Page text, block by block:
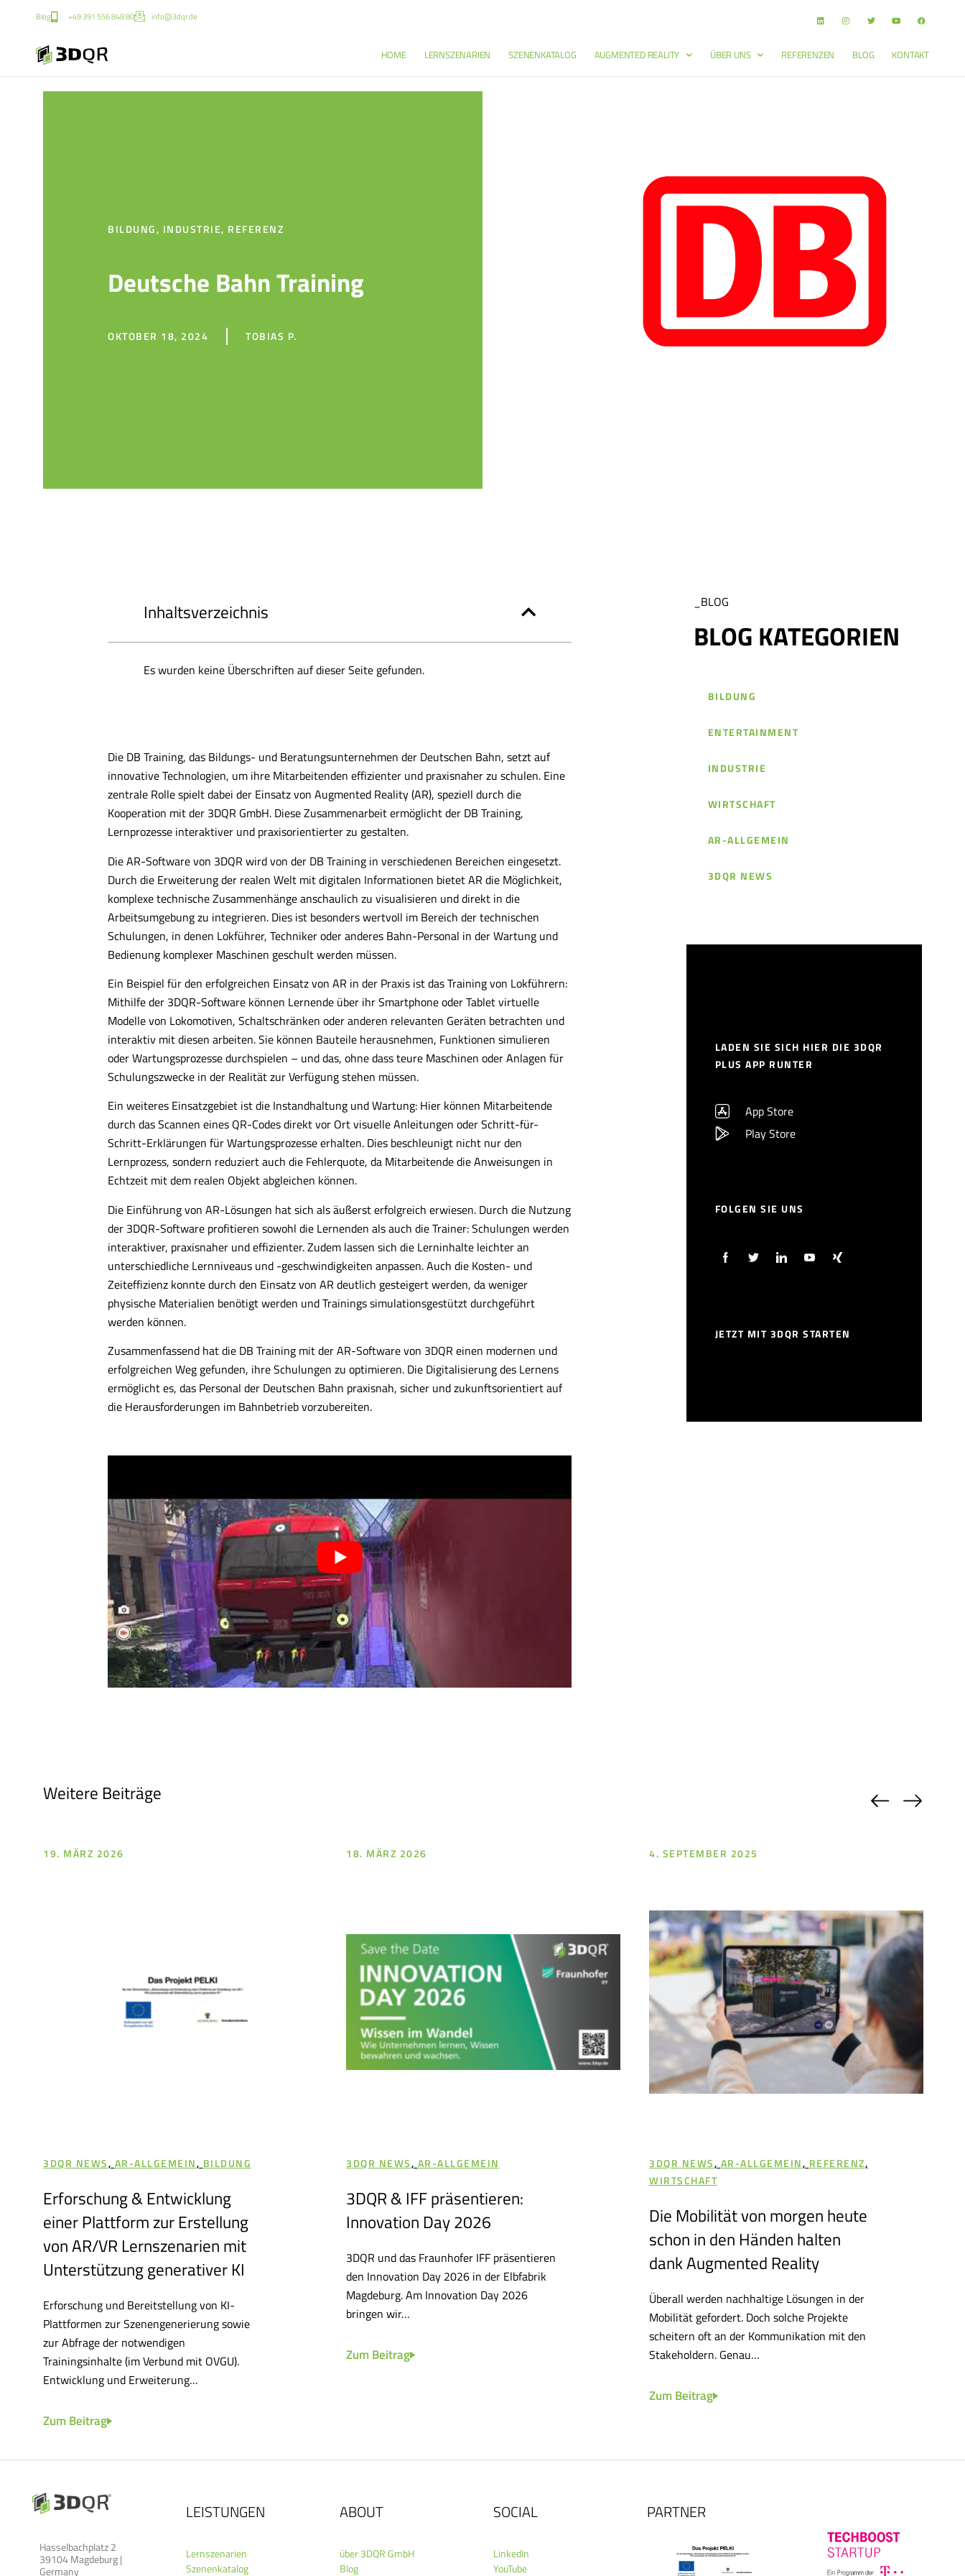
Blog +49 391 556 848 80 info@3dqr.de
HOME LERNSZENARIEN SZENENKATALOG AUGMENTED REALITY ÜBER UNS REFERENZEN BLOG KONTAKT
BILDUNG, INDUSTRIE, REFERENZ
Deutsche Bahn Training
OKTOBER 18, 2024 TOBIAS P.
Inhaltsverzeichnis
Es wurden keine Überschriften auf dieser Seite gefunden.
Die DB Training, das Bildungs- und Beratungsunternehmen der Deutschen Bahn, setzt auf
innovative Technologien, um ihre Mitarbeitenden effizienter und praxisnaher zu schulen. Eine
zentrale Rolle spielt dabei der Einsatz von Augmented Reality (AR), speziell durch die
Kooperation mit der 3DQR GmbH. Diese Zusammenarbeit ermöglicht der DB Training,
Lernprozesse interaktiver und praxisorientierter zu gestalten.
Die AR-Software von 3DQR wird von der DB Training in verschiedenen Bereichen eingesetzt.
Durch die Erweiterung der realen Welt mit digitalen Informationen bietet AR die Möglichkeit,
komplexe technische Zusammenhänge anschaulich zu visualisieren und direkt in die
Arbeitsumgebung zu integrieren. Dies ist besonders wertvoll im Bereich der technischen
Schulungen, in denen Lokführer, Techniker oder anderes Bahn-Personal in der Wartung und
Bedienung komplexer Maschinen geschult werden müssen.
Ein Beispiel für den erfolgreichen Einsatz von AR in der Praxis ist das Training von Lokführern:
Mithilfe der 3DQR-Software können Lernende über ihr Smartphone oder Tablet virtuelle
Modelle von Lokomotiven, Schaltschränken oder anderen relevanten Geräten betrachten und
interaktiv mit diesen arbeiten. Sie können Bauteile herausnehmen, Funktionen simulieren
oder Wartungsprozesse durchspielen – und das, ohne dass teure Maschinen oder Anlagen für
Schulungszwecke in der Realität zur Verfügung stehen müssen.
Ein weiteres Einsatzgebiet ist die Instandhaltung und Wartung: Hier können Mitarbeitende
durch das Scannen eines QR-Codes direkt vor Ort visuelle Anleitungen oder Schritt-für-
Schritt-Erklärungen für Wartungsprozesse erhalten. Dies beschleunigt nicht nur den
Lernprozess, sondern reduziert auch die Fehlerquote, da Mitarbeitende die Anweisungen in
Echtzeit mit dem realen Objekt abgleichen können.
Die Einführung von AR-Lösungen hat sich als äußerst erfolgreich erwiesen. Durch die Nutzung
der 3DQR-Software profitieren sowohl die Lernenden als auch die Trainer: Schulungen werden
interaktiver, praxisnaher und effizienter. Zudem lassen sich die Lerninhalte leichter an
unterschiedliche Lernniveaus und -geschwindigkeiten anpassen. Auch die Kosten- und
Zeiteffizienz konnte durch den Einsatz von AR deutlich gesteigert werden, da weniger
physische Materialien benötigt werden und Trainings simulationsgestützt durchgeführt
werden können.
Zusammenfassend hat die DB Training mit der AR-Software von 3DQR einen modernen und
erfolgreichen Weg gefunden, ihre Schulungen zu optimieren. Die Digitalisierung des Lernens
ermöglicht es, das Personal der Deutschen Bahn praxisnah, sicher und zukunftsorientiert auf
die Herausforderungen im Bahnbetrieb vorzubereiten.
_BLOG
BLOG KATEGORIEN
BILDUNG
ENTERTAINMENT
INDUSTRIE
WIRTSCHAFT
AR-ALLGEMEIN
3DQR NEWS
LADEN SIE SICH HIER DIE 3DQR
PLUS APP RUNTER
App Store
Play Store
FOLGEN SIE UNS
JETZT MIT 3DQR STARTEN
Weitere Beiträge Previous
19. MÄRZ 2026
3DQR NEWS, AR-ALLGEMEIN, BILDUNG
Erforschung & Entwicklung
einer Plattform zur Erstellung
von AR/VR Lernszenarien mit
Unterstützung generativer KI
Erforschung und Bereitstellung von KI-
Plattformen zur Szenengenerierung sowie
zur Abfrage der notwendigen
Trainingsinhalte (im Verbund mit OVGU).
Entwicklung und Erweiterung…
Zum Beitrag
18. MÄRZ 2026
3DQR NEWS, AR-ALLGEMEIN
3DQR & IFF präsentieren:
Innovation Day 2026
3DQR und das Fraunhofer IFF präsentieren
den Innovation Day 2026 in der Elbfabrik
Magdeburg. Am Innovation Day 2026
bringen wir…
Zum Beitrag
4. SEPTEMBER 2025
3DQR NEWS, AR-ALLGEMEIN, REFERENZ,
WIRTSCHAFT
Die Mobilität von morgen heute
schon in den Händen halten
dank Augmented Reality
Überall werden nachhaltige Lösungen in der
Mobilität gefordert. Doch solche Projekte
scheitern oft an der Kommunikation mit den
Stakeholdern. Genau…
Zum Beitrag
Hasselbachplatz 2
39104 Magdeburg |
Germany
LEISTUNGEN
Lernszenarien
Szenenkatalog
ABOUT
über 3DQR GmbH
Blog
SOCIAL
LinkedIn
YouTube
PARTNER